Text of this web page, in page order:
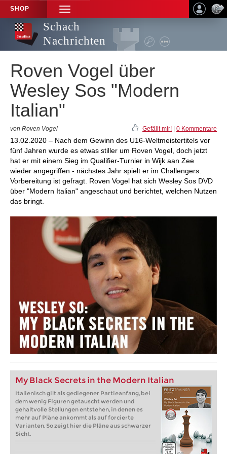
SHOP
TOGGLE
NAVIGATION
Schach
Nachrichten
Roven Vogel über
Wesley Sos "Modern
Italian"
von Roven Vogel Gefällt mir! 0 Kommentare
13.02.2020 – Nach dem Gewinn des U16-Weltmeistertitels vor
fünf Jahren wurde es etwas stiller um Roven Vogel, doch jetzt
hat er mit einem Sieg im Qualifier-Turnier in Wijk aan Zee
wieder angegriffen - nächstes Jahr spielt er im Challengers.
Vorbereitung ist gefragt. Roven Vogel hat sich Wesley Sos DVD
über "Modern Italian" angeschaut und berichtet, welchen Nutzen
das bringt.
My Black Secrets in the Modern Italian
Italienisch gilt als gediegener Partieanfang, bei
dem wenig Figuren getauscht werden und
gehaltvolle Stellungen entstehen, in denen es
mehr auf Pläne ankommt als auf forcierte
Varianten. So zeigt hier die Pläne aus schwarzer
Sicht.